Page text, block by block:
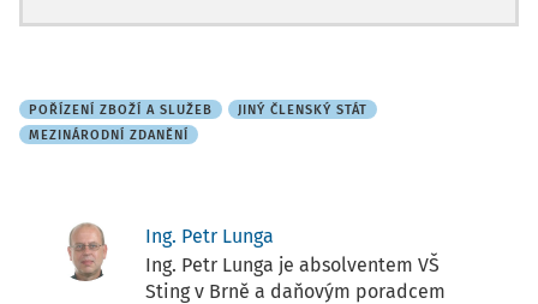
POŘÍZENÍ ZBOŽÍ A SLUŽEB
JINÝ ČLENSKÝ STÁT
MEZINÁRODNÍ ZDANĚNÍ
Ing. Petr Lunga
Ing. Petr Lunga je absolventem VŠ
Sting v Brně a daňovým poradcem